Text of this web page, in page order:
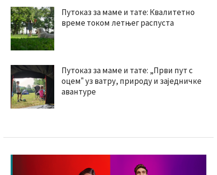
Путоказ за маме и тате: Квалитетно
време током летњег распуста
Путоказ за маме и тате: „Први пут с
оцемˮ уз ватру, природу и заједничке
авантуре